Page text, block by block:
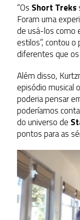
“Os Short Treks
Foram uma
de usá-los como
estilos”, contou
diferentes que
Além disso,
episódio musical
poderia pensar
poderíamos
do universo de
pontos para as